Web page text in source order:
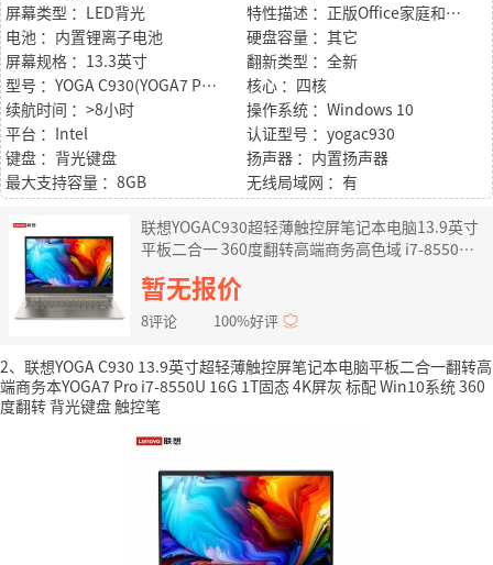
屏幕类型 ：LED背光
特性描述 ：正版Office家庭和学生版2016/蓝牙手写笔
电池 ：内置锂离子电池
硬盘容量 ：其它
屏幕规格 ：13.3英寸
翻新类型 ：全新
型号 ：YOGA C930(YOGA7 PRO)
核心 ：四核
续航时间 ：>8小时
操作系统 ：Windows 10
平台 ：Intel
认证型号 ：yogac930
键盘 ：背光键盘
扬声器 ：内置扬声器
最大支持容量 ：8GB
无线局域网 ：有
联想YOGAC930超轻薄触控屏笔记本电脑13.9英寸
平板二合一 360度翻转高端商务高色域 i7-8550U
16G 1TB固态4K屏云母金
暂无报价
8评论 100%好评
2、联想YOGA C930 13.9英寸超轻薄触控屏笔记本电脑平板二合一翻转高
端商务本YOGA7 Pro i7-8550U 16G 1T固态 4K屏灰 标配 Win10系统 360
度翻转 背光键盘 触控笔